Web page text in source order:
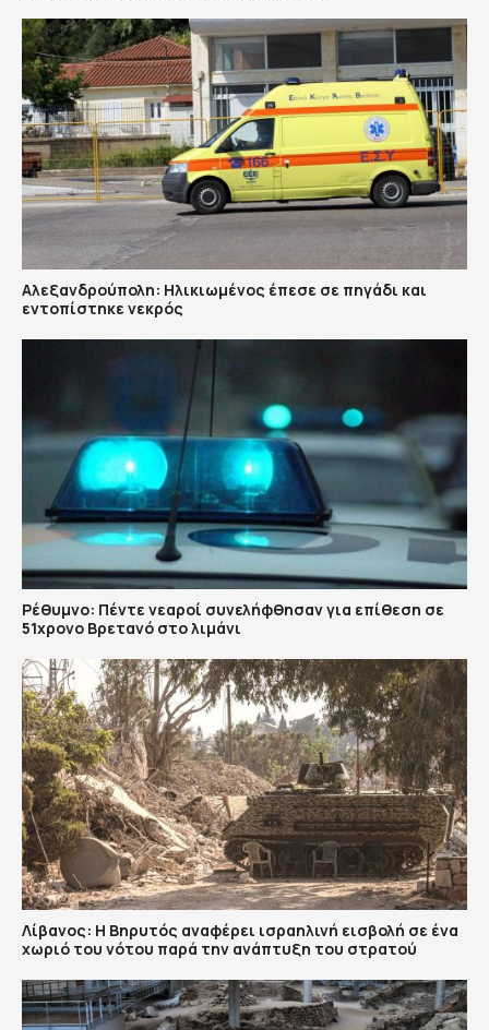
Αλεξανδρούπολη: Ηλικιωμένος έπεσε σε πηγάδι και
εντοπίστηκε νεκρός
Ρέθυμνο: Πέντε νεαροί συνελήφθησαν για επίθεση σε
51χρονο Βρετανό στο λιμάνι
Λίβανος: Η Βηρυτός αναφέρει ισραηλινή εισβολή σε ένα
χωριό του νότου παρά την ανάπτυξη του στρατού